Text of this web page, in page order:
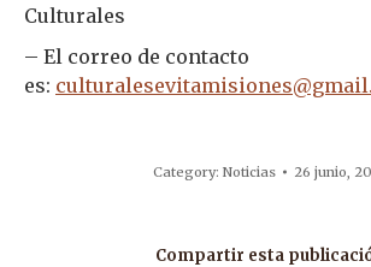
Culturales
– El correo de contacto
es:
Category: Noticias 26 junio,
Compartir esta